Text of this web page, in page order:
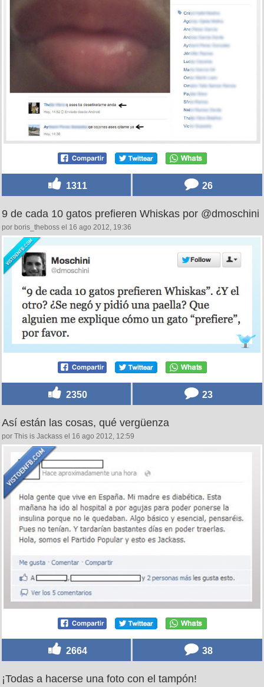
1311 26
9 de cada 10 gatos prefieren Whiskas por @dmoschini
por boris_theboss el 16 ago 2012, 19:36
2350 23
Así están las cosas, qué vergüenza
por This is Jackass el 16 ago 2012, 12:59
2664 38
¡Todas a hacerse una foto con el tampón!